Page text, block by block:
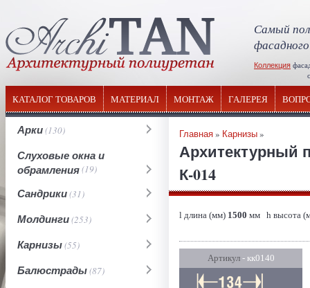
Самый
Коллекция
КАТАЛОГ ТОВАРОВ МАТЕРИАЛ МОНТАЖ ГАЛЕРЕЯ
Арки(130)
Слуховые окна и
обрамления(19)
Сандрики(31)
Молдинги(253)
Карнизы(55)
Балюстрады(87)
Главная» Карнизы»
Архитектурный
К-014
l длина (мм) 1500 мм h высота
Артикул- кк0140